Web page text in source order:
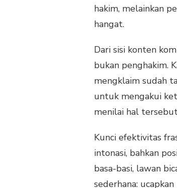
hakim, melainkan
hangat.
Dari sisi konten
bukan penghakim.
mengklaim sudah
untuk mengakui
menilai hal
Kunci efektivitas
intonasi, bahkan
basa-basi, lawan
sederhana: